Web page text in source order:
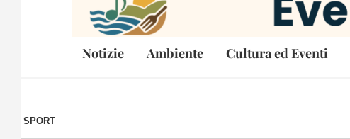
Notizie Ambiente Cultura ed Eventi
SPORT